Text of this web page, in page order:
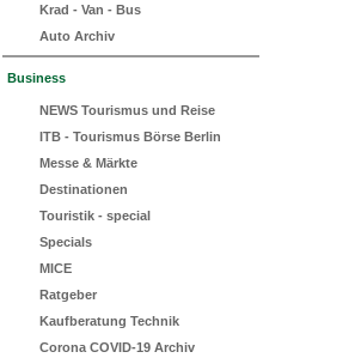
Krad - Van - Bus
Auto Archiv
Business
NEWS Tourismus und Reise
ITB - Tourismus Börse Berlin
Messe & Märkte
Destinationen
Touristik - special
Specials
MICE
Ratgeber
Kaufberatung Technik
Corona COVID-19 Archiv